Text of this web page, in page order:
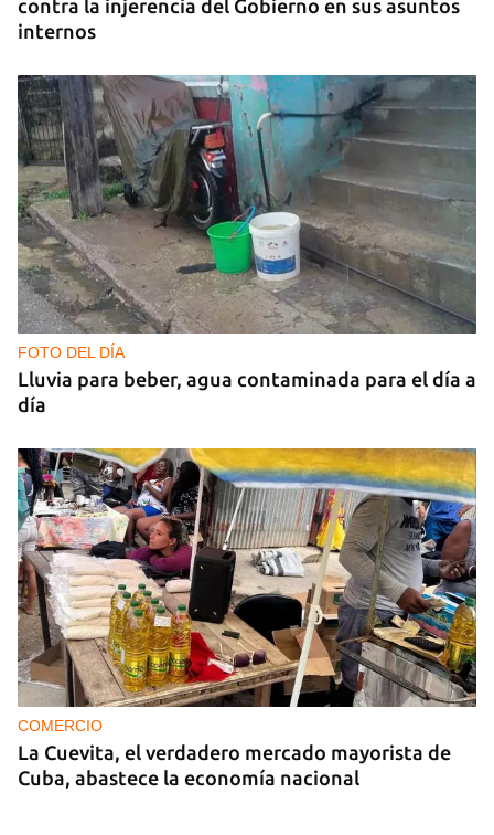
contra la injerencia del Gobierno en sus asuntos
internos
FOTO DEL DÍA
Lluvia para beber, agua contaminada para el día a
día
COMERCIO
La Cuevita, el verdadero mercado mayorista de
Cuba, abastece la economía nacional